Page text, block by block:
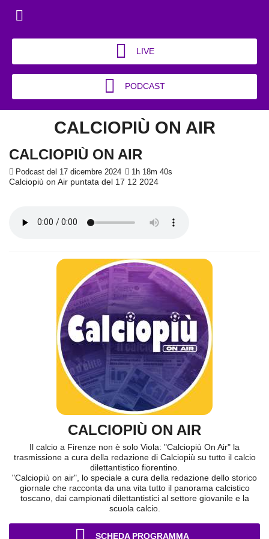
LIVE
PODCAST
CALCIOPIÙ ON AIR
CALCIOPIÙ ON AIR
Podcast del 17 dicembre 2024 1h 18m 40s
Calciopiù on Air puntata del 17 12 2024
CALCIOPIÙ ON AIR
Il calcio a Firenze non è solo Viola: "Calciopiù On Air" la
trasmissione a cura della redazione di Calciopiù su tutto il calcio
dilettantistico fiorentino.
"Calciopiù on air", lo speciale a cura della redazione dello storico
giornale che racconta da una vita tutto il panorama calcistico
toscano, dai campionati dilettantistici al settore giovanile e la
scuola calcio.
SCHEDA PROGRAMMA